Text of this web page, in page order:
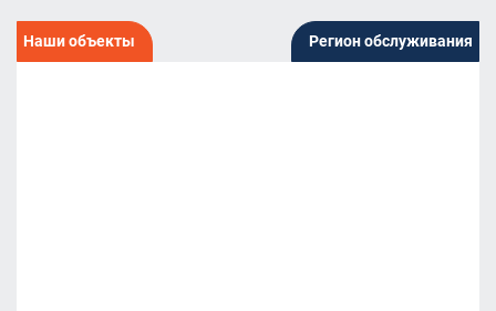
Наши объекты Регион обслуживания